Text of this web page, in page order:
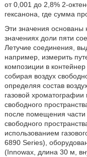
от 0,001 до 2,8% 2-
гексанона, где сумма
Эти значения
значениях доли пяти
Летучие соединения,
например, измерить
композиции в
собирая воздух
определяя состав
газовой
свободного
после помещения части
свободного
использованием
6890 Series),
(Innowax, длина 30 м,